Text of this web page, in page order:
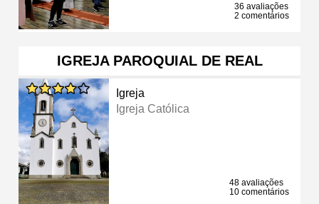
36 avaliações
2 comentários
IGREJA PAROQUIAL DE REAL
Igreja
Igreja Católica
48 avaliações
10 comentários